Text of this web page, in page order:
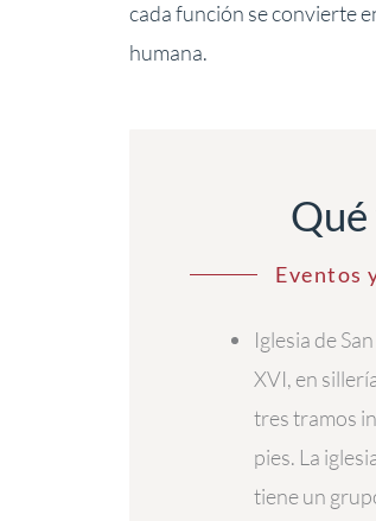
cada función se convierte
humana.
Eventos
Iglesia de
XVI, en
tres tramos
pies. La
tiene un